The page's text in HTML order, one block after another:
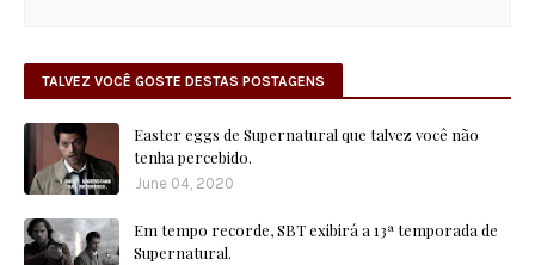
TALVEZ VOCÊ GOSTE DESTAS POSTAGENS
Easter eggs de Supernatural que talvez você não
tenha percebido.
June 04, 2020
Em tempo recorde, SBT exibirá a 13ª temporada de
Supernatural.